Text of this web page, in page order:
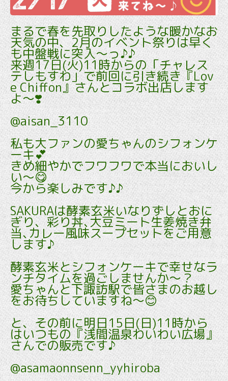
まるで春を先取りしたような暖かなお
天気の中、2月のイベント祭りは早く
も中盤戦に突入～っ♪♪
来週17日(火)11時からの「チャレス
テしもすわ」で前回に引き続き『Lov
e Chiffon』さんとコラボ出店します
よ～❣️
@aisan_3110
私も大ファンの愛ちゃんのシフォンケ
ーキ💕
きめ細やかでフワフワで本当においし
い～😋
今から楽しみです♪♪
SAKURAは酵素玄米いなりずしとおに
ぎり、彩り丼､大豆ミート生姜焼き弁
当､カレー風味スープセットをご用意
します♪
酵素玄米とシフォンケーキで幸せなラ
ンチタイムを過ごしませんか～？
愛ちゃんと下諏訪駅で皆さまのお越し
をお待ちしていますね～😊
と、その前に明日15日(日)11時から
はいつもの『浅間温泉わいわい広場』
さんでの販売です♪
@asamaonnsenn_yyhiroba